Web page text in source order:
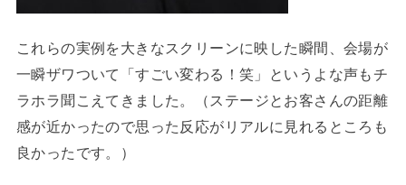
これらの実例を大きなスクリーンに映した瞬間、会場が
一瞬ザワついて「すごい変わる！笑」というよな声もチ
ラホラ聞こえてきました。
（ステージとお客さんの距離
感が近かったので思った反応がリアルに見れるところも
良かったです。）